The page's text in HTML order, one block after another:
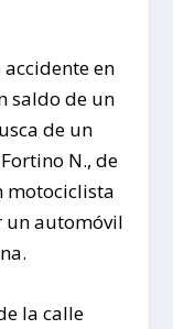
en
saldo de un
de un
N., de
motociclista
un automóvil
la calle